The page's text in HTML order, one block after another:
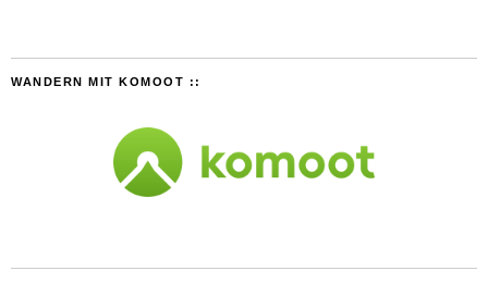
WANDERN MIT KOMOOT ::